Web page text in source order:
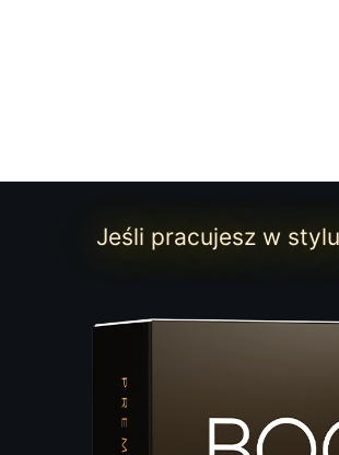
Jeśli pracujesz w